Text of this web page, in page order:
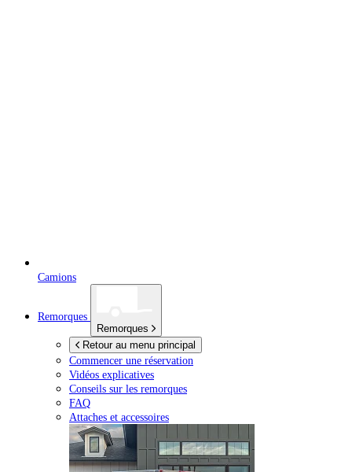
Camions
Remorques
Remorques
Retour au menu principal
Commencer une réservation
Vidéos explicatives
Conseils sur les remorques
FAQ
Attaches et accessoires